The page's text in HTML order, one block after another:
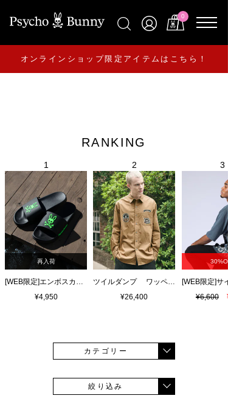
0
オンラインショップ限定アイテムはこちら！
RANKING
再入荷
[WEB限定]エンボスカラーロゴ シャワーサンダル
¥4,950
ツイルダンプ ワッペン刺繍ワッシャーシャツ
¥26,400
¥6,600
カテゴリー
絞り込み